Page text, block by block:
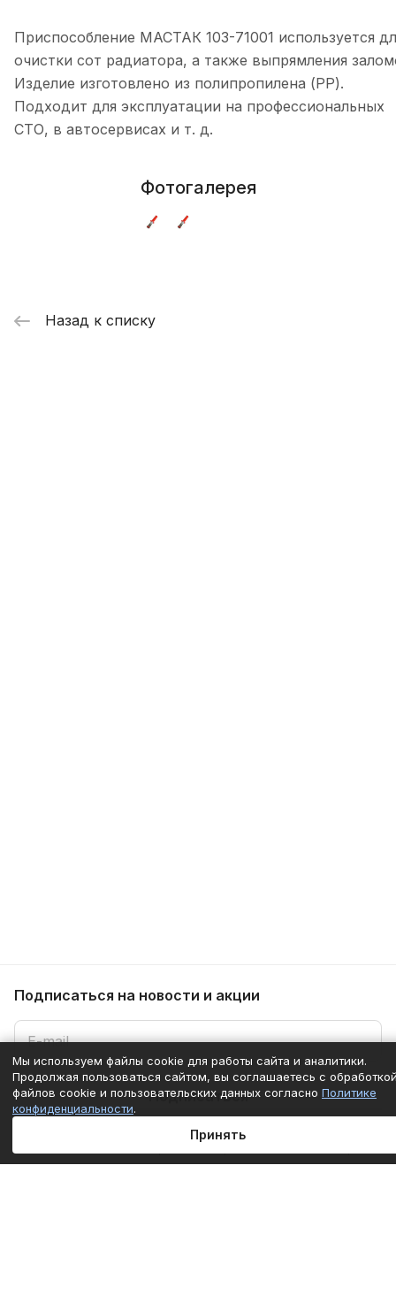
Под заказ
Приспособление МАСТАК 103-71001 используется
очистки сот радиатора, а также выпрямления
Изделие изготовлено из полипропилена (PP).
Подходит для эксплуатации на профессиональных
СТО, в автосервисах и т. д.
Фотогалерея
Назад к списку
Подписаться на новости и акции
Подписаться
Интернет-магазин
Мы используем файлы cookie для работы сайта и аналитики.
Продолжая пользоваться сайтом, вы соглашаетесь с
файлов cookie и пользовательских данных согласно Политике
конфиденциальности.
Принять